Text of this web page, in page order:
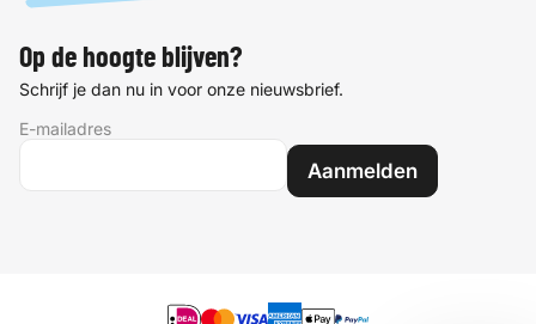
Op de hoogte blijven?
Schrijf je dan nu in voor onze nieuwsbrief.
E-mailadres
Aanmelden